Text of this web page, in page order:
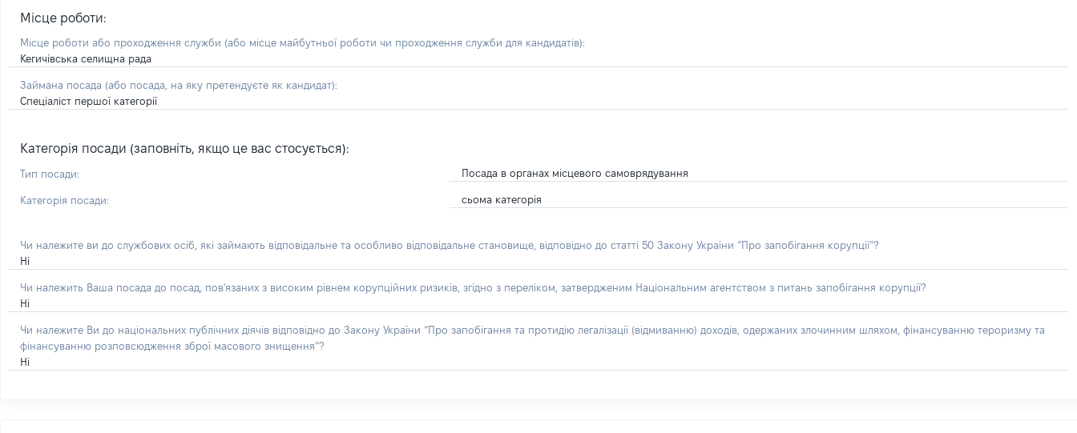
Місце роботи:
Місце роботи або проходження служби (або місце майбутньої роботи чи проходження служби для кандидатів):
Кегичівська селищна рада
Займана посада (або посада, на яку претендуєте як кандидат):
Спеціаліст першої категорії
Категорія посади (заповніть, якщо це вас стосується):
Тип посади: Посада в органах місцевого самоврядування
Категорія посади: сьома категорія
Чи належите ви до службових осіб, які займають відповідальне та особливо відповідальне становище, відповідно до статті 50 Закону України “Про запобігання корупції”?
Ні
Чи належить Ваша посада до посад, пов'язаних з високим рівнем корупційних ризиків, згідно з переліком, затвердженим Національним агентством з питань запобігання корупції?
Ні
Чи належите Ви до національних публічних діячів відповідно до Закону України “Про запобігання та протидію легалізації (відмиванню) доходів, одержаних злочинним шляхом, фінансуванню тероризму та
фінансуванню розповсюдження зброї масового знищення”?
Ні